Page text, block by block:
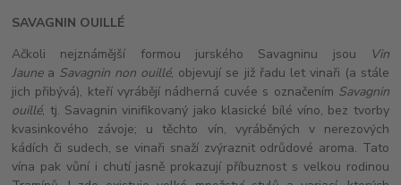
SAVAGNIN OUILLÉ
Ačkoli nejznámější formou jurského Savagninu jsou
Vin
Jaunea Savagnin non ouillé, objevují se již řadu let vinaři (a stále
jich přibývá), kteří vyrábějí nádherná cuvée s označením Savagnin
ouillé, tj. Savagnin vinifikovaný jako klasické bílé víno, bez tvorby
kvasinkového závoje; u těchto vín, vyráběných v nerezových
kádích či sudech, se vinaři snaží zvýraznit odrůdové aroma. Tato
vína pak vůní i chutí jasně prokazují příbuznost s velkou rodinou